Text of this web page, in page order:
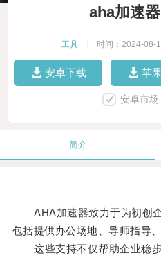
aha加速
工具 时间：2024-08-
安卓下载 苹
安卓市
简介
AHA加速器致力于为初创企
包括提供办公场地、导师指导
这些支持不仅帮助企业稳步